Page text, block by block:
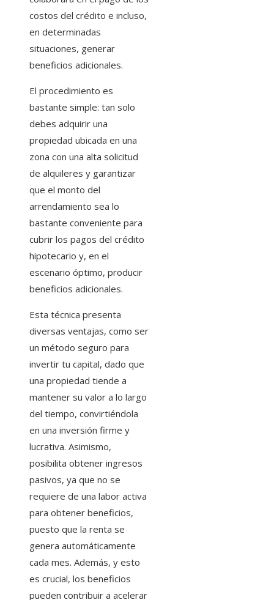
costos del crédito e incluso,
en determinadas
situaciones, generar
beneficios adicionales.
El procedimiento es
bastante simple: tan solo
debes adquirir una
propiedad ubicada en una
zona con una alta solicitud
de alquileres y garantizar
que el monto del
arrendamiento sea lo
bastante conveniente para
cubrir los pagos del crédito
hipotecario y, en el
escenario óptimo, producir
beneficios adicionales.
Esta técnica presenta
diversas ventajas, como ser
un método seguro para
invertir tu capital, dado que
una propiedad tiende a
mantener su valor a lo largo
del tiempo, convirtiéndola
en una inversión firme y
lucrativa. Asimismo,
posibilita obtener ingresos
pasivos, ya que no se
requiere de una labor activa
para obtener beneficios,
puesto que la renta se
genera automáticamente
cada mes. Además, y esto
es crucial, los beneficios
pueden contribuir a acelerar